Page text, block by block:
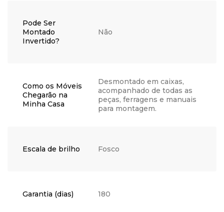
Pode Ser
Montado
Invertido?
Não
Como os Móveis
Chegarão na
Minha Casa
Desmontado em caixas,
acompanhado de todas as
peças, ferragens e manuais
para montagem.
Escala de brilho Fosco
Garantia (dias) 180